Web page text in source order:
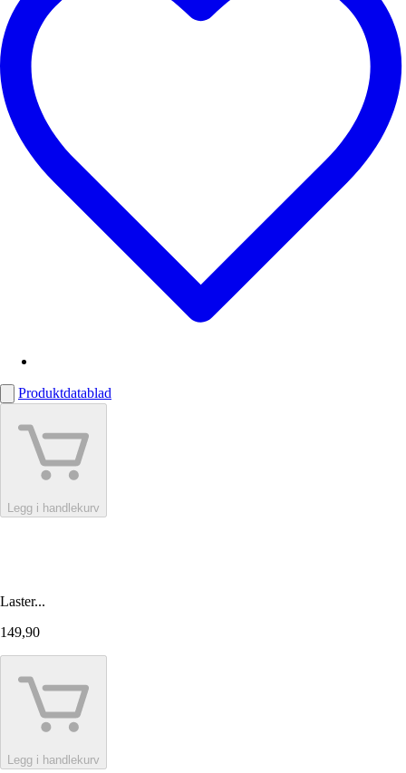
Produktdatablad
Legg i handlekurv
Laster...
149,90
Legg i handlekurv